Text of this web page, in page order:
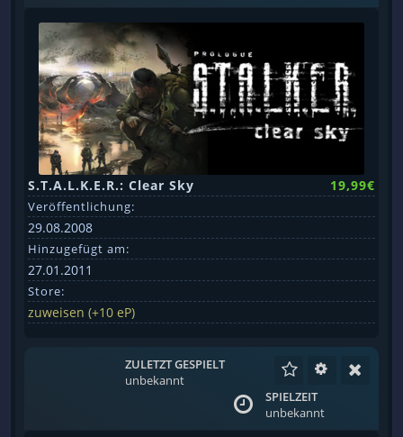
S.T.A.L.K.E.R.: Clear Sky 19,99€
Veröffentlichung:
29.08.2008
Hinzugefügt am:
27.01.2011
Store:
zuweisen (+10 eP)
ZULETZT GESPIELT
unbekannt
SPIELZEIT
unbekannt